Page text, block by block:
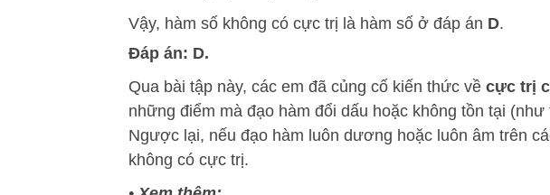
Vậy, hàm số không có cực trị là hàm số ở đáp án D.
Đáp án: D.
Qua bài tập này, các em đã củng cố kiến thức về cực trị
những điểm mà đạo hàm đổi dấu hoặc không tồn tại
Ngược lại, nếu đạo hàm luôn dương hoặc luôn âm trên
không có cực trị.